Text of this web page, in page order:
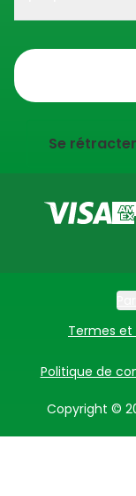
Se
Termes
Politique de
Copyright ©